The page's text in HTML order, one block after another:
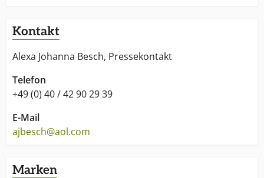
Kontakt
Alexa Johanna Besch, Pressekontakt
Telefon
+49 (0) 40 / 42 90 29 39
E-Mail
ajbesch@aol.com
Marken